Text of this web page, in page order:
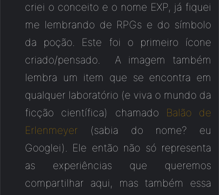
criei o conceito e o nome EXP, já fiquei
me lembrando de RPGs e do símbolo
da poção. Este foi o primeiro ícone
criado/pensado. A imagem também
lembra um item que se encontra em
qualquer laboratório (e viva o mundo da
ficção científica) chamado Balão de
Erlenmeyer (sabia do nome? eu
Googlei). Ele então não só representa
as experiências que queremos
compartilhar aqui, mas também essa